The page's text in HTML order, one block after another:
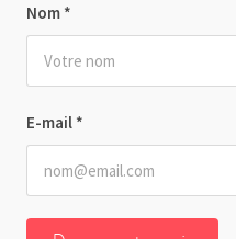
Nom *
E-mail *